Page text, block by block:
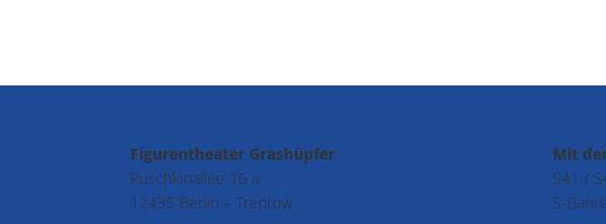
Figurentheater Grashüpfer
Puschkinallee 16 a
12435 Berlin – Treptow
Mit
S41 /
S-